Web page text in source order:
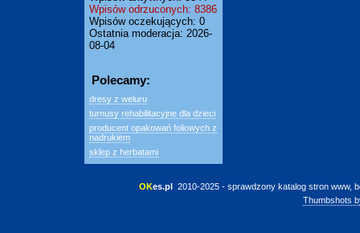
Wpisów odrzuconych: 8386
Wpisów oczekujących: 0
Ostatnia moderacja: 2026-
08-04
Polecamy:
dresy z weluru
turnusy rehabilitacyjne dla dzieci
producent opakowań foliowych z
nadrukiem
sklep z herbatami
OKes.pl 2010-2025 - sprawdzony katalog stron www,
Thumbshots